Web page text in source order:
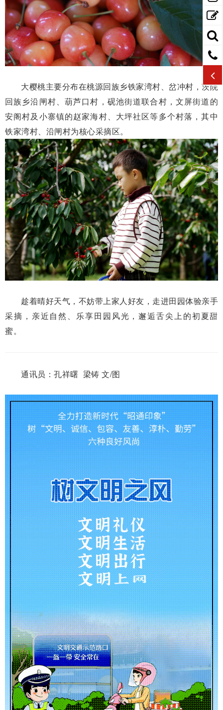
大樱桃主要分布在桃源回族乡铁家湾村、岔冲村，茨院
回族乡沿闸村、葫芦口村，砚池街道联合村，文屏街道的
安阁村及小寨镇的赵家海村、大坪社区等多个村落，其中
铁家湾村、沿闸村为核心采摘区。
趁着晴好天气，不妨带上家人好友，走进田园体验亲手
采摘，亲近自然、乐享田园风光，邂逅舌尖上的初夏甜
蜜。
通讯员：孔祥曙 梁铸 文/图